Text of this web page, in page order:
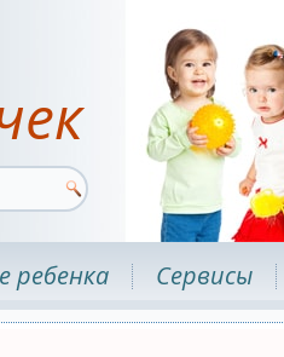
ребенка Сервисы